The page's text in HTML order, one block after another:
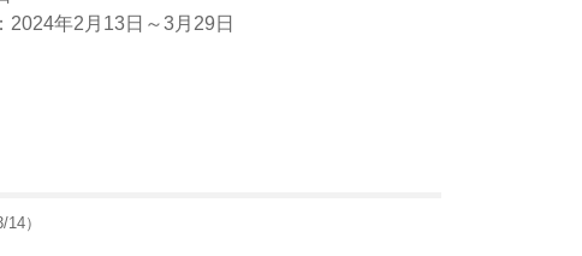
2024年2月13日～3月29日
）